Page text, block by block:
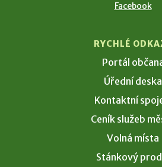
Facebook
RYCHLÉ
Portál
Úřední deska
Kontaktní
Ceník služeb
Volná místa
Stánkový